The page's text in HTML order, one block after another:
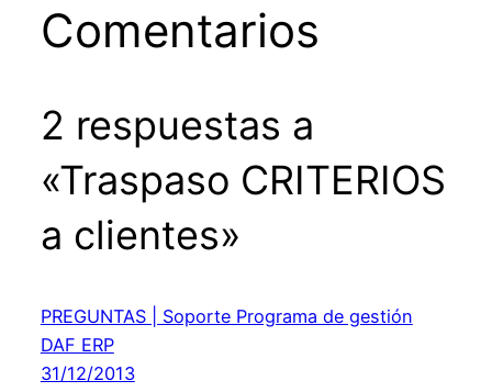
Comentarios
2 respuestas a
«Traspaso CRITERIOS
a clientes»
PREGUNTAS | Soporte Programa de gestión
DAF ERP
31/12/2013